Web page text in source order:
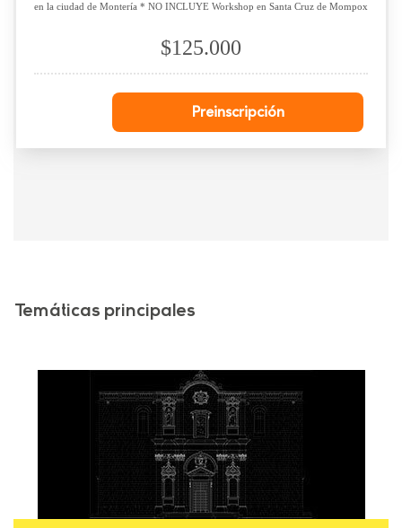
en la ciudad de Montería * NO INCLUYE Workshop en Santa Cruz de Mompox
$125.000
Preinscripción
Temáticas principales